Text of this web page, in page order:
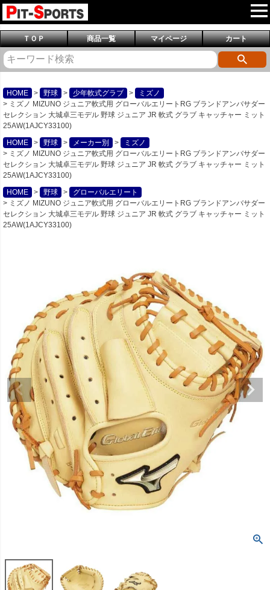
ＴＯＰ 商品一覧 マイページ カート
HOME 野球 少年軟式グラブ
ミズノ
ミズノ MIZUNO ジュニア軟式用 グローバルエリートRG ブランドアンバサダー
セレクション 大城卓三モデル 野球 ジュニア JR 軟式 グラブ キャッチャー ミット
25AW(1AJCY33100)
HOME
野球 メーカー別
ミズノ
ミズノ MIZUNO ジュニア軟式用 グローバルエリートRG ブランドアンバサダー
セレクション 大城卓三モデル 野球 ジュニア JR 軟式 グラブ キャッチャー ミット
25AW(1AJCY33100)
HOME
野球
グローバルエリート
ミズノ MIZUNO ジュニア軟式用 グローバルエリートRG ブランドアンバサダー
セレクション 大城卓三モデル 野球 ジュニア JR 軟式 グラブ キャッチャー ミット
25AW(1AJCY33100)